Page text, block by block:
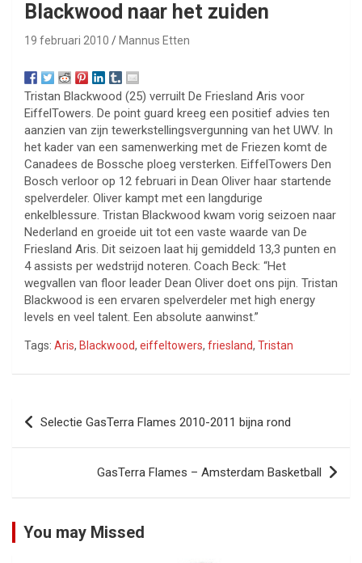
Blackwood naar het zuiden
19 februari 2010 Mannus Etten
Tristan Blackwood (25) verruilt De Friesland Aris voor
EiffelTowers. De point guard kreeg een positief advies ten
aanzien van zijn tewerkstellingsvergunning van het UWV. In
het kader van een samenwerking met de Friezen komt de
Canadees de Bossche ploeg versterken. EiffelTowers Den
Bosch verloor op 12 februari in Dean Oliver haar startende
spelverdeler. Oliver kampt met een langdurige
enkelblessure. Tristan Blackwood kwam vorig seizoen naar
Nederland en groeide uit tot een vaste waarde van De
Friesland Aris. Dit seizoen laat hij gemiddeld 13,3 punten en
4 assists per wedstrijd noteren. Coach Beck: “Het
wegvallen van floor leader Dean Oliver doet ons pijn. Tristan
Blackwood is een ervaren spelverdeler met high energy
levels en veel talent. Een absolute aanwinst.”
Tags: Aris, Blackwood, eiffeltowers, friesland, Tristan
Bericht
navigatie
Selectie GasTerra Flames 2010-2011 bijna rond
GasTerra Flames – Amsterdam Basketball
You may Missed